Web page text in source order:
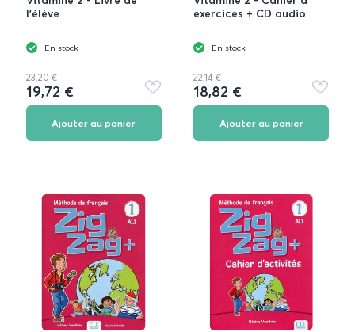
l'élève
En stock
23,20 €
19,72 €
Ajouter
aux
Ajouter au panier
exercices + CD audio
En stock
22,14 €
18,82 €
Ajouter
aux
Ajouter au panier